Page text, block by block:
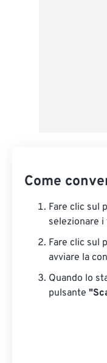
Come
Fare clic sul
selezionare i
Fare clic sul
avviare la
Quando lo
pulsante